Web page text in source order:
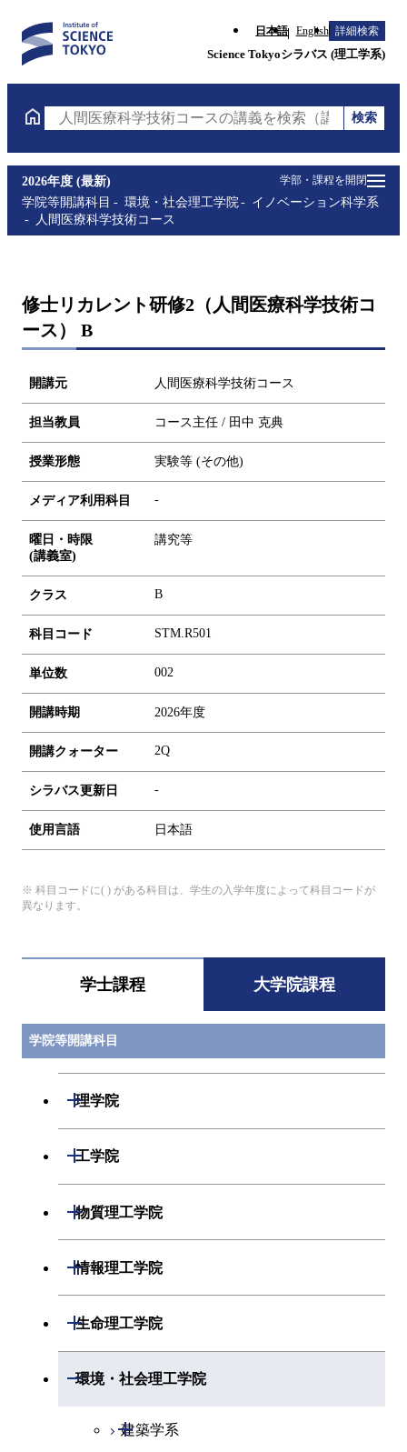
日本語 English 詳細検索
Science Tokyoシラバス (理工学系)
人間医療科学技術コースの講義を検索（講義名・科
検索
学部・課程を開閉
2026年度 (最新)
学院等開講科目
環境・社会理工学院
イノベーション科学系
人間医療科学技術コース
修士リカレント研修2（人間医療科学技術コ
ース） B
開講元 人間医療科学技術コース
担当教員 コース主任 / 田中 克典
授業形態 実験等 (その他)
メディア利用科目 -
曜日・時限
(講義室)
講究等
クラス B
科目コード STM.R501
単位数 002
開講時期 2026年度
開講クォーター 2Q
シラバス更新日 -
使用言語 日本語
※ 科目コードに( ) がある科目は、学生の入学年度によって科目コードが
異なります。
学士課程 大学院課程
学院等開講科目
理学院
開閉
物理学コース
化学系
開閉
エネルギー・情報コース
物質・情報卓越コース
地球生命コース
専門科目
工学院
開閉
機械系
開閉
エネルギーコース
エンジニアリングデザイン
システム制御コース
コース
電気電子系
開閉
エネルギーコース
エネルギー・情報コース
情報通信コース
エンジニアリングデザイン
経営工学系
開閉
経営工学コース
専門科目
物質理工学院
開閉
材料系
開閉
エネルギーコース
応用化学コース
専門科目
情報理工学院
開閉
数理・計算科学系
開閉
生命理工学院
開閉
生命理工学系
開閉
生命理工学コース
専門科目
環境・社会理工学院
開閉
建築学系
開閉